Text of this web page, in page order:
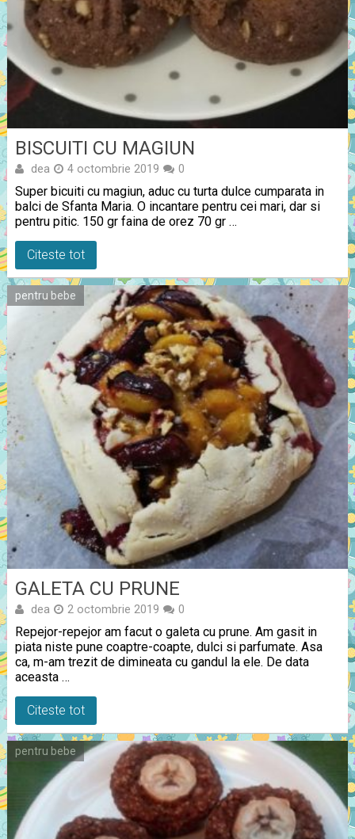
BISCUITI CU MAGIUN
dea 4 octombrie 2019 0
Super bicuiti cu magiun, aduc cu turta dulce cumparata in
balci de Sfanta Maria. O incantare pentru cei mari, dar si
pentru pitic. 150 gr faina de orez 70 gr …
Citeste tot
pentru bebe
GALETA CU PRUNE
dea 2 octombrie 2019 0
Repejor-repejor am facut o galeta cu prune. Am gasit in
piata niste pune coaptre-coapte, dulci si parfumate. Asa
ca, m-am trezit de dimineata cu gandul la ele. De data
aceasta …
Citeste tot
pentru bebe